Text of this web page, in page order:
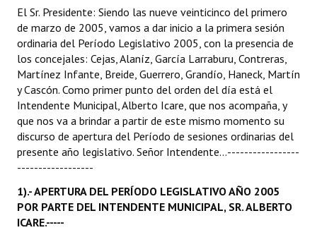
DOCUMENTOS
Informes de Gestión
Proyectos Presentados
Dictámenes Asesoría Letrada
Actas de Sesión
Informes de Unidad Coordinadora
Ejecución Presupuestaria
Actas de Audiencias Públicas
El Sr. Presidente: Siendo las nueve veinticinco del primero
de marzo de 2005, vamos a dar inicio a la primera sesión
ordinaria del Período Legislativo 2005, con la presencia de
los concejales: Cejas, Alaníz, García Larraburu, Contreras,
Martínez Infante, Breide, Guerrero, Grandío, Haneck, Martín
y Cascón. Como primer punto del orden del día está el
Intendente Municipal, Alberto Icare, que nos acompaña, y
que nos va a brindar a partir de este mismo momento su
discurso de apertura del Período de sesiones ordinarias del
presente año legislativo. Señor Intendente...-----------------
------------------
1).- APERTURA DEL PERÍODO LEGISLATIVO AÑO 2005
POR PARTE DEL INTENDENTE MUNICIPAL, SR. ALBERTO
ICARE.-----